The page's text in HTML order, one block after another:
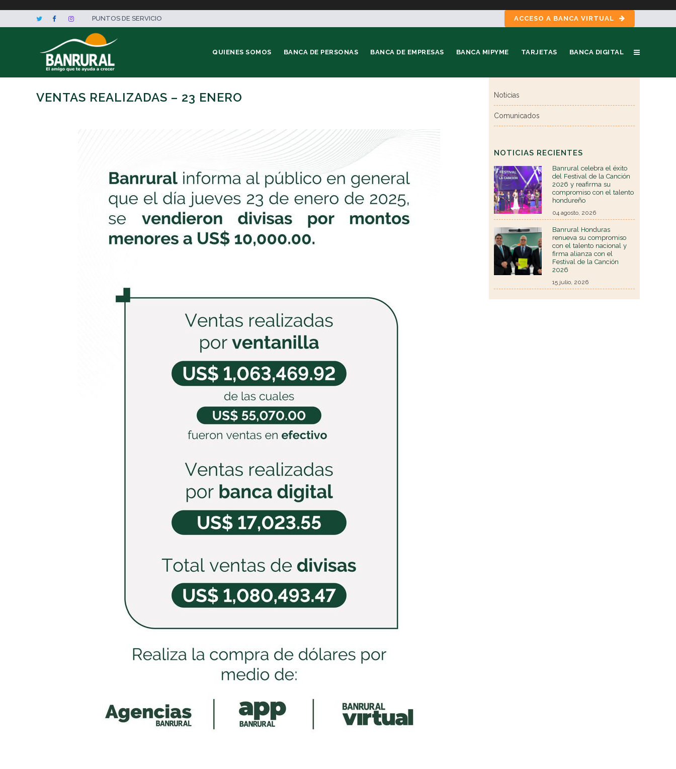
PUNTOS DE SERVICIO ACCESO A BANCA VIRTUAL
QUIENES SOMOS BANCA DE PERSONAS BANCA DE EMPRESAS BANCA MIPYME TARJETAS BANCA DIGITAL
VENTAS REALIZADAS – 23 ENERO Noticias
Comunicados
NOTICIAS RECIENTES
Banrural celebra el éxito
del Festival de la Canción
2026 y reafirma su
compromiso con el talento
hondureño
04 agosto, 2026
Banrural Honduras
renueva su compromiso
con el talento nacional y
firma alianza con el
Festival de la Canción
2026
15 julio, 2026